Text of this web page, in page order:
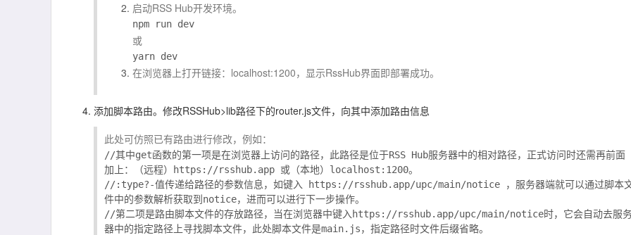
启动RSS Hub开发环境。
或
在浏览器上打开链接： localhost:1200，显示RssHub界面即部署成功。
添加脚本路由。修改RSSHub>lib路径下的router.js文件，向其中添加路由信息
此处可仿照已有路由进行修改，例如：
//其中get函数的第一项是在浏览器上访问的路径，此路径是位于RSS Hub服务器中的相对路径，正式访问时还需再前面
加上：（远程）https://rsshub.app 或（本地）localhost:1200。
//:type?-值传递给路径的参数信息，如键入 https://rsshub.app/upc/main/notice ，服务器端就可以通过脚本
件中的参数解析获取到notice，进而可以进行下一步操作。
//第二项是路由脚本文件的存放路径，当在浏览器中键入https://rsshub.app/upc/main/notice时，它会自动去服
器中的指定路径上寻找脚本文件，此处脚本文件是main.js，指定路径时文件后缀省略。